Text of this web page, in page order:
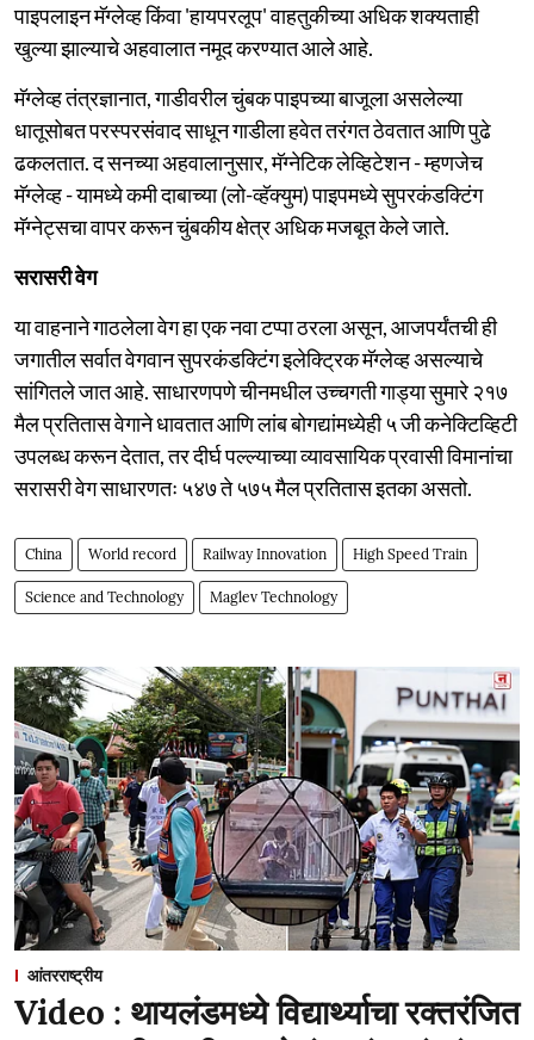
पाइपलाइन मॅग्लेव्ह किंवा 'हायपरलूप' वाहतुकीच्या अधिक शक्यताही
खुल्या झाल्याचे अहवालात नमूद करण्यात आले आहे.
मॅग्लेव्ह तंत्रज्ञानात, गाडीवरील चुंबक पाइपच्या बाजूला असलेल्या
धातूसोबत परस्परसंवाद साधून गाडीला हवेत तरंगत ठेवतात आणि पुढे
ढकलतात. द सनच्या अहवालानुसार, मॅग्नेटिक लेव्हिटेशन - म्हणजेच
मॅग्लेव्ह - यामध्ये कमी दाबाच्या (लो-व्हॅक्युम) पाइपमध्ये सुपरकंडक्टिंग
मॅग्नेट्सचा वापर करून चुंबकीय क्षेत्र अधिक मजबूत केले जाते.
सरासरी वेग
या वाहनाने गाठलेला वेग हा एक नवा टप्पा ठरला असून, आजपर्यंतची ही
जगातील सर्वात वेगवान सुपरकंडक्टिंग इलेक्ट्रिक मॅग्लेव्ह असल्याचे
सांगितले जात आहे. साधारणपणे चीनमधील उच्चगती गाड्या सुमारे २१७
मैल प्रतितास वेगाने धावतात आणि लांब बोगद्यांमध्येही ५ जी कनेक्टिव्हिटी
उपलब्ध करून देतात, तर दीर्घ पल्ल्याच्या व्यावसायिक प्रवासी विमानांचा
सरासरी वेग साधारणतः ५४७ ते ५७५ मैल प्रतितास इतका असतो.
China World record Railway Innovation High Speed Train
Science and Technology Maglev Technology
आंतरराष्ट्रीय
Video : थायलंडमध्ये विद्यार्थ्याचा रक्तरंजित